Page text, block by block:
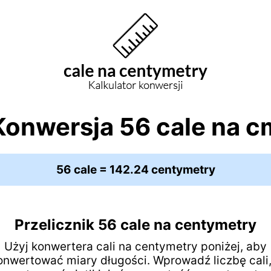
56 cale na
56 cale = 142.24 centymetry
Przelicznik 56 cale na centymetry
Użyj konwertera cali na centymetry poniżej, aby
miary długości. Wprowadź liczbę